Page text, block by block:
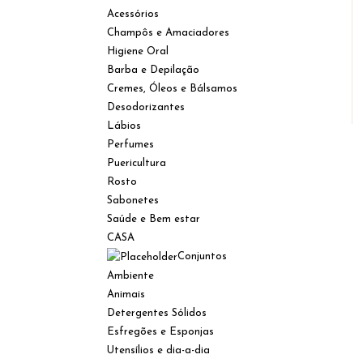
Acessórios
Champôs e Amaciadores
Higiene Oral
Barba e Depilação
Cremes, Óleos e Bálsamos
Desodorizantes
Lábios
Perfumes
Puericultura
Rosto
Sabonetes
Saúde e Bem estar
CASA
Conjuntos
Ambiente
Animais
Detergentes Sólidos
Esfregões e Esponjas
Utensílios e dia-a-dia